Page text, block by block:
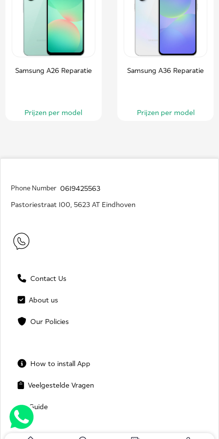
Samsung A26 Reparatie
Prijzen per model
Samsung A36 Reparatie
Prijzen per model
Phone Number 0619425563
Pastoriestraat 100, 5623 AT Eindhoven
Contact Us
About us
Our Policies
How to install App
Veelgestelde Vragen
Guide